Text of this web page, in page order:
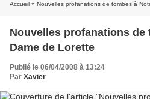
Accueil » Nouvelles profanations de tombes à
Nouvelles profanations de
Dame de Lorette
Publié le 06/04/2008 à 13:24
Par Xavier